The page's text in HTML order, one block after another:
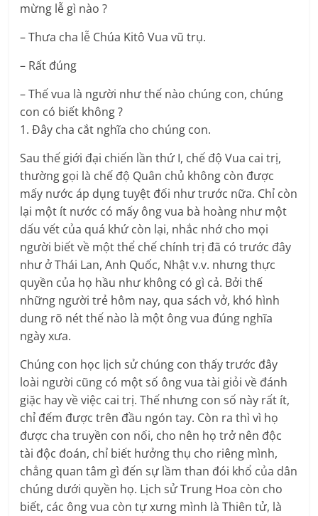
mừng lễ gì nào ?
– Thưa cha lễ Chúa Kitô Vua vũ trụ.
– Rất đúng
– Thế vua là người như thế nào chúng con, chúng
con có biết không ?
1. Đây cha cắt nghĩa cho chúng con.
Sau thế giới đại chiến lần thứ I, chế độ Vua cai trị,
thường gọi là chế độ Quân chủ không còn được
mấy nước áp dụng tuyệt đối như trước nữa. Chỉ còn
lại một ít nước có mấy ông vua bà hoàng như một
dấu vết của quá khứ còn lại, nhắc nhớ cho mọi
người biết về một thể chế chính trị đã có trước đây
như ở Thái Lan, Anh Quốc, Nhật v.v. nhưng thực
quyền của họ hầu như không có gì cả. Bởi thế
những người trẻ hôm nay, qua sách vở, khó hình
dung rõ nét thế nào là một ông vua đúng nghĩa
ngày xưa.
Chúng con học lịch sử chúng con thấy trước đây
loài người cũng có một số ông vua tài giỏi về đánh
giặc hay về việc cai trị. Thế nhưng con số này rất ít,
chỉ đếm được trên đầu ngón tay. Còn ra thì vì họ
được cha truyền con nối, cho nên họ trở nên độc
tài độc đoán, chỉ biết hưởng thụ cho riêng mình,
chẳng quan tâm gì đến sự lầm than đói khổ của dân
chúng dưới quyền họ. Lịch sử Trung Hoa còn cho
biết, các ông vua còn tự xưng mình là Thiên tử, là